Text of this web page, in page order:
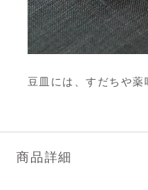
豆皿には、すだちや
商品詳細